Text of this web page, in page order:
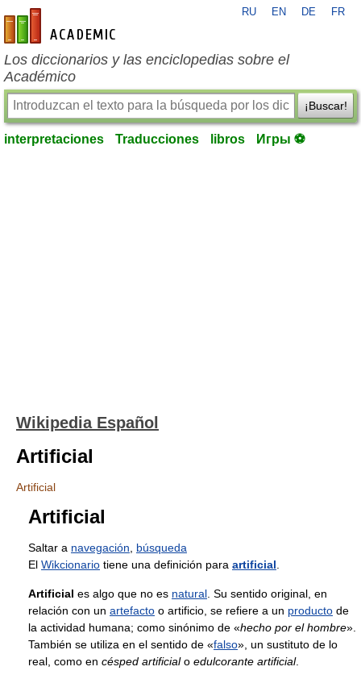
es-academic.com
RU EN DE FR
Los diccionarios y las enciclopedias sobre el
Académico
¡Buscar!
interpretaciones Traducciones libros Игры ⚽
Wikipedia Español
Artificial
Artificial
Artificial
Saltar a navegación
búsqueda
El Wikcionario tiene una definición para artificial
Artificial es algo que no es natural . Su sentido original, en
relación con un artefacto o artificio, se refiere a un producto de
la actividad humana; como sinónimo de «hecho por el hombre».
También se utiliza en el sentido de «falso», un sustituto de lo
real, como en césped artificialo edulcorante artificial.